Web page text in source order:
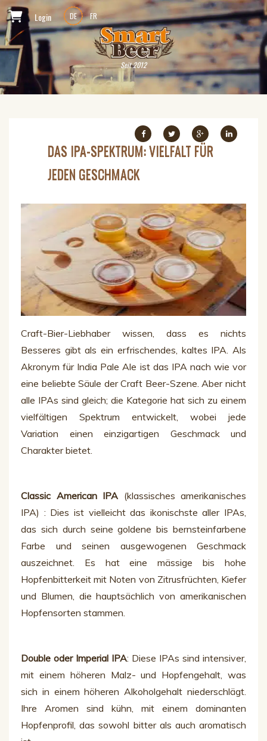
Login DE FR
Seit 2012
DAS IPA-SPEKTRUM: VIELFALT FÜR
JEDEN GESCHMACK
Craft-Bier-Liebhaber wissen, dass es nichts
Besseres gibt als ein erfrischendes, kaltes IPA. Als
Akronym für India Pale Ale ist das IPA nach wie vor
eine beliebte Säule der Craft Beer-Szene. Aber nicht
alle IPAs sind gleich; die Kategorie hat sich zu einem
vielfältigen Spektrum entwickelt, wobei jede
Variation einen einzigartigen Geschmack und
Charakter bietet.
Classic American IPA (klassisches amerikanisches
IPA) : Dies ist vielleicht das ikonischste aller IPAs,
das sich durch seine goldene bis bernsteinfarbene
Farbe und seinen ausgewogenen Geschmack
auszeichnet. Es hat eine mässige bis hohe
Hopfenbitterkeit mit Noten von Zitrusfrüchten, Kiefer
und Blumen, die hauptsächlich von amerikanischen
Hopfensorten stammen.
Double oder Imperial IPA: Diese IPAs sind intensiver,
mit einem höheren Malz- und Hopfengehalt, was
sich in einem höheren Alkoholgehalt niederschlägt.
Ihre Aromen sind kühn, mit einem dominanten
Hopfenprofil, das sowohl bitter als auch aromatisch